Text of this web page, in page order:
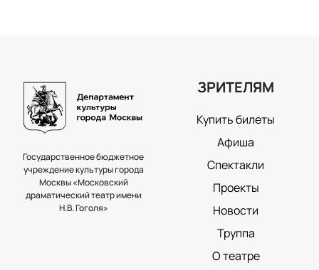
Государственное бюджетное
учреждение культуры города
Москвы «Московский
драматический театр имени
Н.В. Гоголя»
ЗРИТЕЛЯМ
Купить билеты
Афиша
Спектакли
Проекты
Новости
Труппа
О театре